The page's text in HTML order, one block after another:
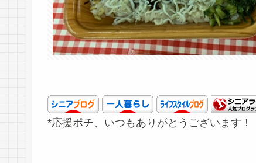
*応援ポチ、いつもありがとうございます！